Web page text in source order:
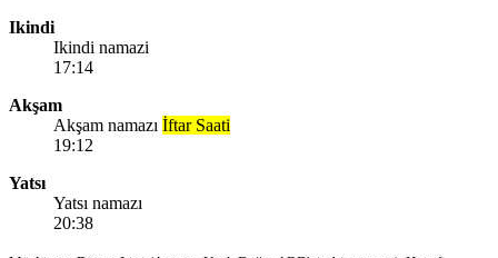
Ikindi
Ikindi namazi
17:14
Akşam
Akşam namazı İftar Saati
19:12
Yatsı
Yatsı namazı
20:38